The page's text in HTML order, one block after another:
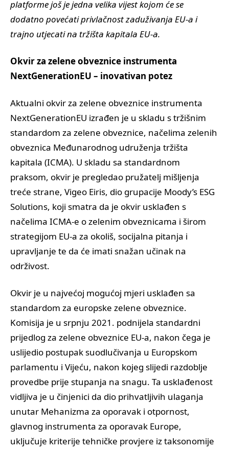
platforme još je jedna velika vijest kojom će se
dodatno povećati privlačnost zaduživanja EU-a i
trajno utjecati na tržišta kapitala EU-a.
Okvir za zelene obveznice instrumenta
NextGenerationEU – inovativan potez
Aktualni okvir za zelene obveznice instrumenta
NextGenerationEU izrađen je u skladu s tržišnim
standardom za zelene obveznice, načelima zelenih
obveznica Međunarodnog udruženja tržišta
kapitala (ICMA). U skladu sa standardnom
praksom, okvir je pregledao pružatelj mišljenja
treće strane, Vigeo Eiris, dio grupacije Moody’s ESG
Solutions, koji smatra da je okvir usklađen s
načelima ICMA-e o zelenim obveznicama i širom
strategijom EU-a za okoliš, socijalna pitanja i
upravljanje te da će imati snažan učinak na
održivost.
Okvir je u najvećoj mogućoj mjeri usklađen sa
standardom za europske zelene obveznice.
Komisija je u srpnju 2021. podnijela standardni
prijedlog za zelene obveznice EU-a, nakon čega je
uslijedio postupak suodlučivanja u Europskom
parlamentu i Vijeću, nakon kojeg slijedi razdoblje
provedbe prije stupanja na snagu. Ta usklađenost
vidljiva je u činjenici da dio prihvatljivih ulaganja
unutar Mehanizma za oporavak i otpornost,
glavnog instrumenta za oporavak Europe,
uključuje kriterije tehničke provjere iz taksonomije